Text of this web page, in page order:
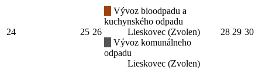
24 25 26
Vývoz bioodpadu a
kuchynského odpadu
Lieskovec (Zvolen)
Vývoz komunálneho
odpadu
Lieskovec (Zvolen)
28 29 30